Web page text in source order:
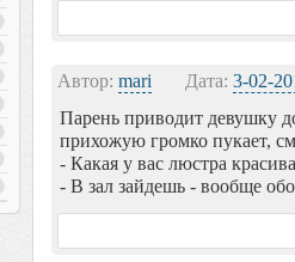
Автор: mari Дата: 3-02-
Парень приводит девушку
прихожую громко пукает,
- Какая у вас люстра
- В зал зайдешь - вообще